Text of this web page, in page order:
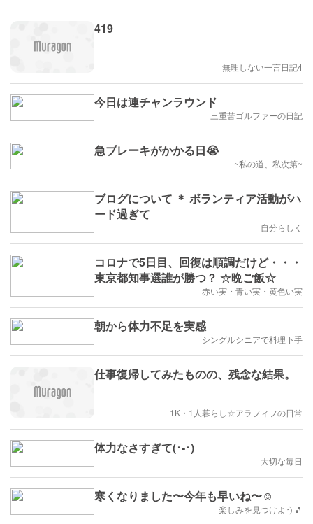
419
無理しない一言日記4
今日は連チャンラウンド
三重苦ゴルファーの日記
急ブレーキがかかる日😭
~私の道、私次第~
ブログについて ＊ ボランティア活動がハ
ード過ぎて
自分らしく
コロナで5日目、回復は順調だけど・・・
東京都知事選誰が勝つ？ ☆晩ご飯☆
赤い実・青い実・黄色い実
朝から体力不足を実感
シングルシニアで料理下手
仕事復帰してみたものの、残念な結果。
1K・1人暮らし☆アラフィフの日常
体力なさすぎて(･-･)
大切な毎日
寒くなりました〜今年も早いね〜☺
楽しみを見つけよう🎵